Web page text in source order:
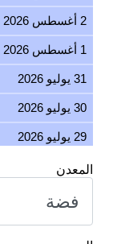
2 أغسطس 2026
1 أغسطس 2026
31 يوليو 2026
30 يوليو 2026
29 يوليو 2026
28 يوليو 2026
27 يوليو 2026
26 يوليو 2026
المعدن